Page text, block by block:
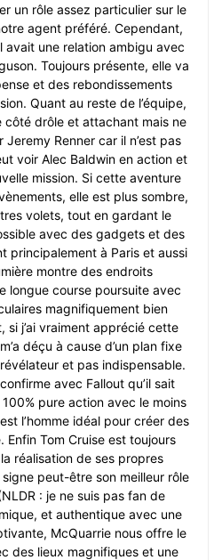
un rôle assez particulier sur le
agent préféré. Cependant,
une relation ambigu avec
Toujours présente, elle va
et des rebondissements
Quant au reste de l’équipe,
côté drôle et attachant mais ne
Renner car il n’est pas
voir Alec Baldwin en action et
mission. Si cette aventure
elle est plus sombre,
volets, tout en gardant le
avec des gadgets et des
principalement à Paris et aussi
montre des endroits
longue course poursuite avec
magnifiquement bien
si j’ai vraiment apprécié cette
déçu à cause d’un plan fixe
et pas indispensable.
avec Fallout qu’il sait
pure action avec le moins
l’homme idéal pour créer des
Tom Cruise est toujours
réalisation de ses propres
peut-être son meilleur rôle
: je ne suis pas fan de
et authentique avec une
McQuarrie nous offre le
des lieux magnifiques et une